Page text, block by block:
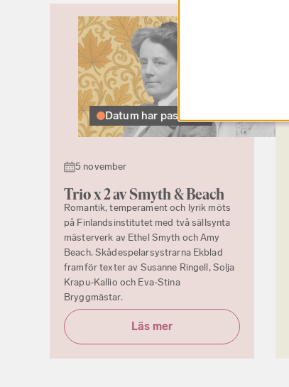
Datum har passerat
5 november
Trio x 2 av Smyth & Beach
Romantik, temperament och lyrik möts
på Finlandsinstitutet med två sällsynta
mästerverk av Ethel Smyth och Amy
Beach. Skådespelarsystrarna Ekblad
framför texter av Susanne Ringell, Solja
Krapu-Kallio och Eva-Stina
Bryggmästar.
Läs mer